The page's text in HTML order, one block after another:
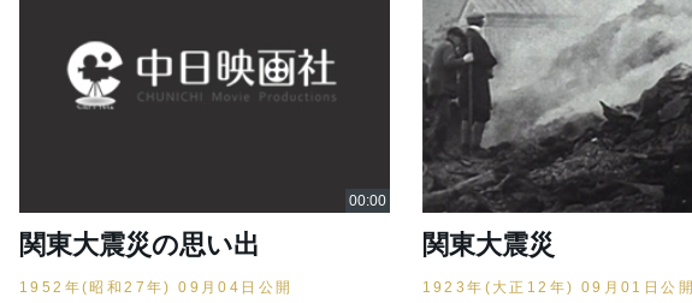
関東大震災の思い出
1952年(昭和27年) 09月04日公開
関東大震災
1923年(大正12年) 09月01日公開